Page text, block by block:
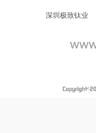
深圳极致钛业